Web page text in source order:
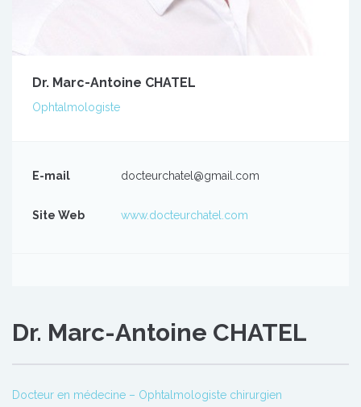
Dr. Marc-Antoine CHATEL
Ophtalmologiste
E-mail docteurchatel@gmail.com
Site Web www.docteurchatel.com
Dr. Marc-Antoine CHATEL
Docteur en médecine – Ophtalmologiste chirurgien